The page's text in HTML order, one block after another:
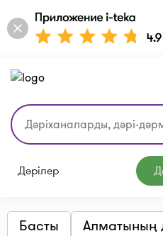
Дәрілер
Басты Алматының